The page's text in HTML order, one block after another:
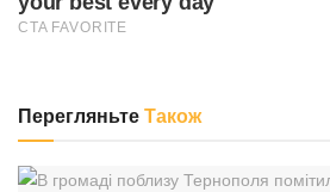
ПерегляньтеТакож